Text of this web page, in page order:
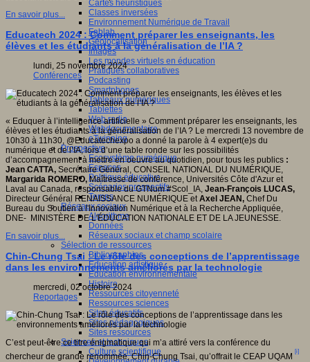
Cartes heuristiques
Classes inversées
Environnement Numérique de Travail
Fablab
Géolocalisation
Images
Les mondes virtuels en éducation
Pratiques collaboratives
Podcasting
Smartphones
Tableaux numériques
Tablettes
Web radio
Webdocumentaire
eTwinning
Prospective
Ecosystème numérique
Espaces
Politique éducative
Scénarios prospectifs
Temps
Réseaux sociaux
Algorithme
Données
Réseaux sociaux et champ scolaire
Sélection de ressources
Bibliographies
Education artistique
Education environnementale
Histoire
Ressources citoyenneté
Ressources sciences
Sites éducatifs
Sites pédagogiques
Sites ressources
Sciences et techniques
Culture scientifique
En savoir plus...
Educatech 2024 : Comment préparer les enseignants, les
élèves et les étudiants à la généralisation de l’IA ?
lundi, 25 novembre 2024
Conférences
« Eduquer à l’intelligence artificielle » Comment préparer les enseignants, les
élèves et les étudiants à la généralisation de l’IA ? Le mercredi 13 novembre de
10h30 à 11h30, @Educatechexpo a donné la parole à 4 expert(e)s du
numérique et de l’IA, lors d’une table ronde sur les possibilités
d’accompagnement à mettre en oeuvre au quotidien, pour tous les publics :
Jean CATTA, Secrétaire Général, CONSEIL NATIONAL DU NUMÉRIQUE,
Margarida ROMERO,Maîtresse de conférence, Universités Côte d'Azur et
Laval au Canada, responsable du GTNum #Scol_IA, Jean-François LUCAS,
Directeur Général RENAISSANCE NUMÉRIQUE etAxel JEAN, Chef Du
Bureau du Soutien à l'Innovation Numérique et à la Recherche Appliquée,
DNE- MINISTÈRE DE L'ÉDUCATION NATIONALE ET DE LA JEUNESSE.
En savoir plus...
Chin-Chung Tsai : Le rôle des conceptions de l’apprentissage
dans les environnements améliorés par la technologie
mercredi, 02 octobre 2024
Reportages
C’est peut-être ce titre énigmatique qui m’a attiré vers la conférence du
chercheur de grande renommée, Chin-Chung Tsai, qu’offrait le CEAP UQAM
[i]
a-